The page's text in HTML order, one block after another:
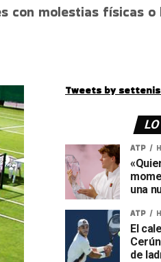
con molestias físicas o
Tweets by
ATP
una
ATP
El
de